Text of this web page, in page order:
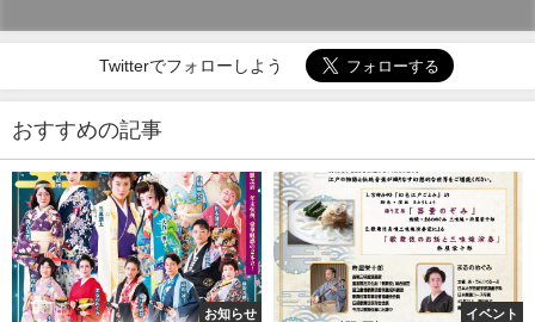
Twitterでフォローしよう
おすすめの記事
お知らせ イベント